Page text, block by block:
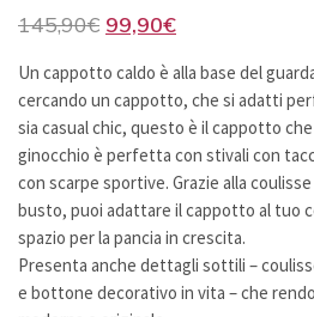
145,90€ Il
originale
era:
145,90€.
99,90€Il
attuale
è:
99,90€.
Un cappotto caldo è alla base del
cercando un cappotto, che si adatti
sia casual chic, questo è il cappotto
ginocchio è perfetta con stivali con
con scarpe sportive. Grazie alla
busto, puoi adattare il cappotto al tuo
spazio per la pancia in crescita.
Presenta anche dettagli sottili –
e bottone decorativo in vita – che